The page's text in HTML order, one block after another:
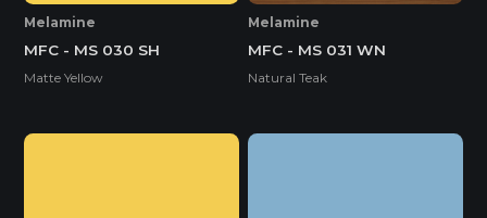
Melamine
MFC - MS 030 SH
Matte Yellow
Melamine
MFC - MS 031 WN
Natural Teak